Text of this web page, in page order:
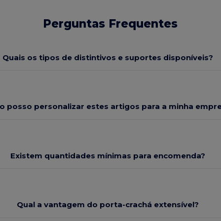
Perguntas Frequentes
Quais os tipos de distintivos e suportes disponíveis?
posso personalizar estes artigos para a minha
Existem quantidades mínimas para encomenda?
Qual a vantagem do porta-crachá extensível?